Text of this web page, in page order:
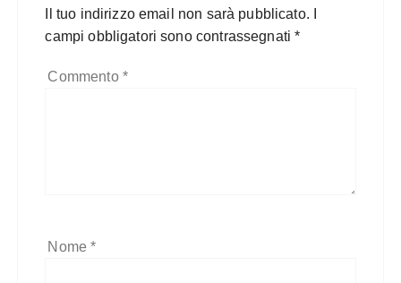
Il tuo indirizzo email non sarà pubblicato.
campi obbligatori sono contrassegnati*
Commento *
Nome*